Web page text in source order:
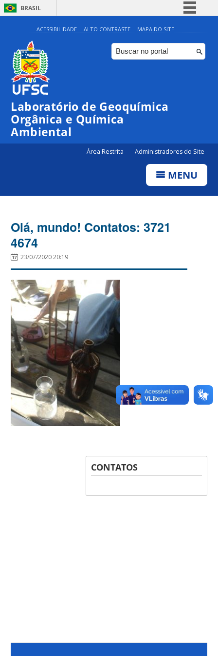
BRASIL
Simplifique!
Comunica BR
Participe
Canais
ACESSIBILIDADE ALTO CONTRASTE MAPA DO SITE
Laboratório de Geoquímica
Orgânica e Química
Ambiental
Área Restrita Administradores do Site
MENU
Olá, mundo! Contatos: 3721
4674
23/07/2020 20:19
CONTATOS